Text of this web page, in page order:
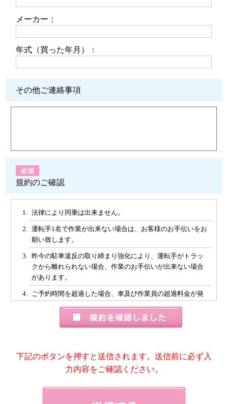
メーカー：
年式（買った年月）：
その他ご連絡事項
規約のご確認
法律により同乗は出来ません。
運転手1名で作業が出来ない場合は、お客様のお手伝いをお
願い致します。
昨今の駐車違反の取り締まり強化により、運転手がトラッ
クから離れられない場合、作業のお手伝いが出来ない場合
があります。
ご予約時間を超過した場合、車及び作業員の超過料金が発
ご利用時間中、高速及び駐車場を使用した場合は実費お客
お申し込みいただいた場合のみのご対応とさせていただき
事前にご申告いただいてないお荷物の積み込みは致しかね
下記のボタンを押すと送信されます。送信前に必ず入
力内容をご確認ください。